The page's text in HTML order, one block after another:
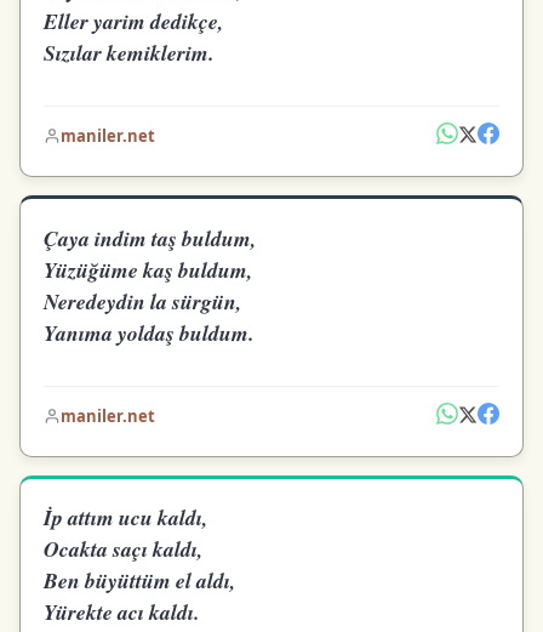
Eller yarim dedikçe,
Sızılar kemiklerim.
maniler.net
Çaya indim taş buldum,
Yüzüğüme kaş buldum,
Neredeydin la sürgün,
Yanıma yoldaş buldum.
maniler.net
İp attım ucu kaldı,
Ocakta saçı kaldı,
Ben büyüttüm el aldı,
Yürekte acı kaldı.